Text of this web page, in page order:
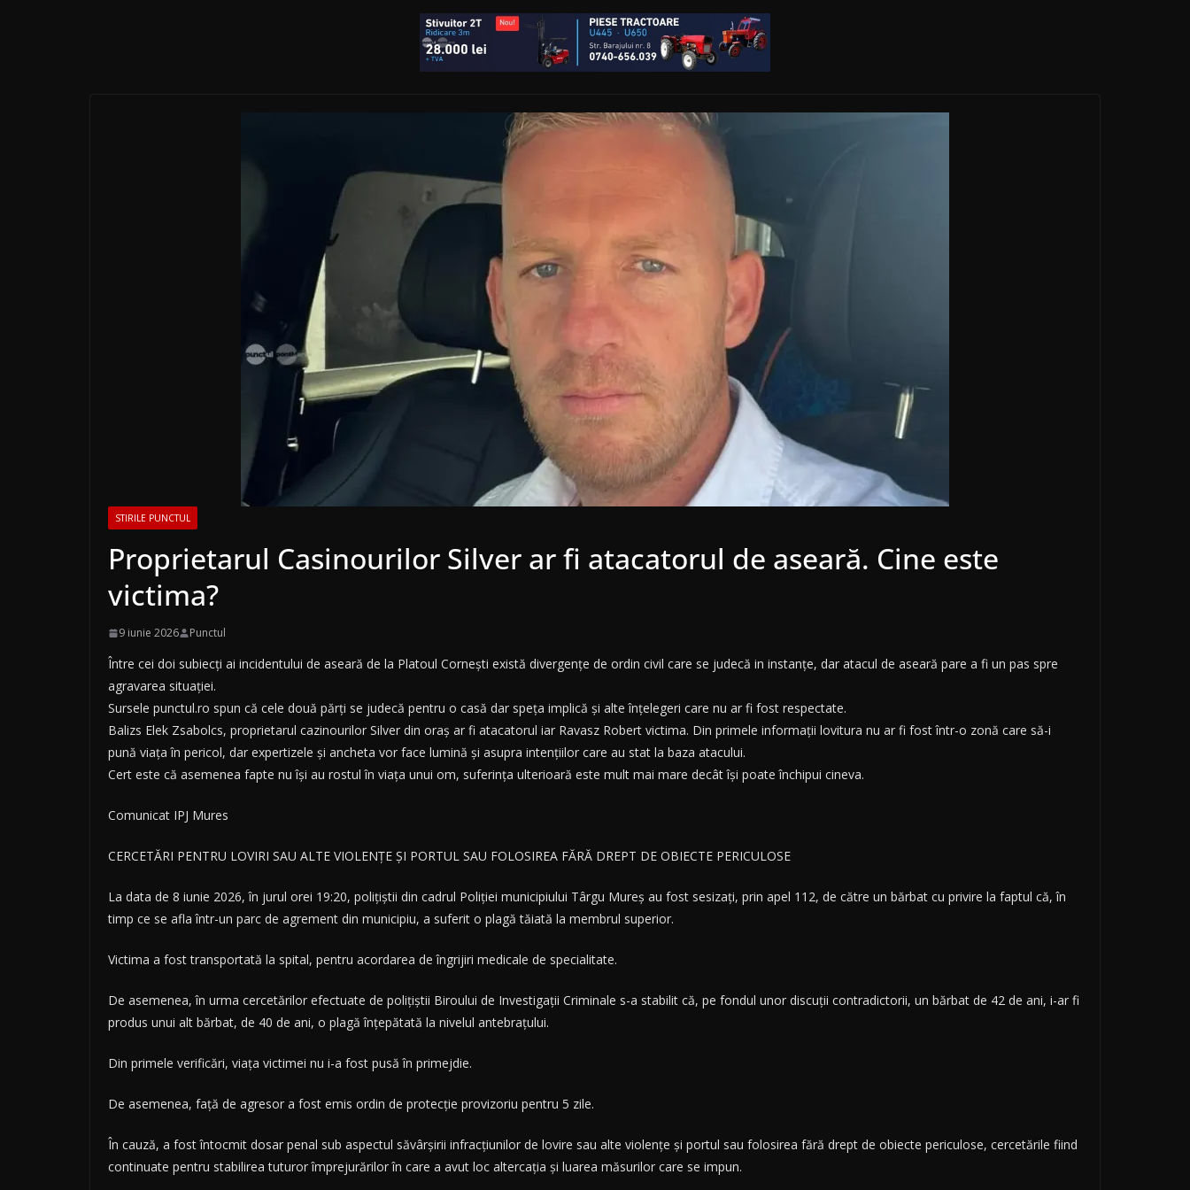
STIRILE PUNCTUL
Proprietarul Casinourilor Silver ar fi atacatorul de aseară. Cine este
victima?
9 iunie 2026 Punctul
Între cei doi subiecți ai incidentului de aseară de la Platoul Cornești există divergențe de ordin civil care se judecă in instanțe, dar atacul de aseară pare a fi un pas spre
agravarea situației.
Sursele punctul.ro spun că cele două părți se judecă pentru o casă dar speța implică și alte înțelegeri care nu ar fi fost respectate.
Balizs Elek Zsabolcs, proprietarul cazinourilor Silver din oraș ar fi atacatorul iar Ravasz Robert victima. Din primele informații lovitura nu ar fi fost într-o zonă care să-i
pună viața în pericol, dar expertizele și ancheta vor face lumină și asupra intențiilor care au stat la baza atacului.
Cert este că asemenea fapte nu își au rostul în viața unui om, suferința ulterioară este mult mai mare decât își poate închipui cineva.
Comunicat IPJ Mures
CERCETĂRI PENTRU LOVIRI SAU ALTE VIOLENȚE ȘI PORTUL SAU FOLOSIREA FĂRĂ DREPT DE OBIECTE PERICULOSE
La data de 8 iunie 2026, în jurul orei 19:20, polițiștii din cadrul Poliției municipiului Târgu Mureș au fost sesizați, prin apel 112, de către un bărbat cu privire la faptul că, în
timp ce se afla într-un parc de agrement din municipiu, a suferit o plagă tăiată la membrul superior.
Victima a fost transportată la spital, pentru acordarea de îngrijiri medicale de specialitate.
De asemenea, în urma cercetărilor efectuate de polițiștii Biroului de Investigații Criminale s-a stabilit că, pe fondul unor discuții contradictorii, un bărbat de 42 de ani, i-ar fi
produs unui alt bărbat, de 40 de ani, o plagă înțepătată la nivelul antebrațului.
Din primele verificări, viața victimei nu i-a fost pusă în primejdie.
De asemenea, față de agresor a fost emis ordin de protecție provizoriu pentru 5 zile.
În cauză, a fost întocmit dosar penal sub aspectul săvârșirii infracțiunilor de lovire sau alte violențe și portul sau folosirea fără drept de obiecte periculose, cercetările fiind
continuate pentru stabilirea tuturor împrejurărilor în care a avut loc altercația și luarea măsurilor care se impun.